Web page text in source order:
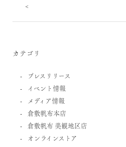
<
カテゴリ
プレスリリース
イベント情報
メディア情報
倉敷帆布本店
倉敷帆布 美観地区店
オンラインストア